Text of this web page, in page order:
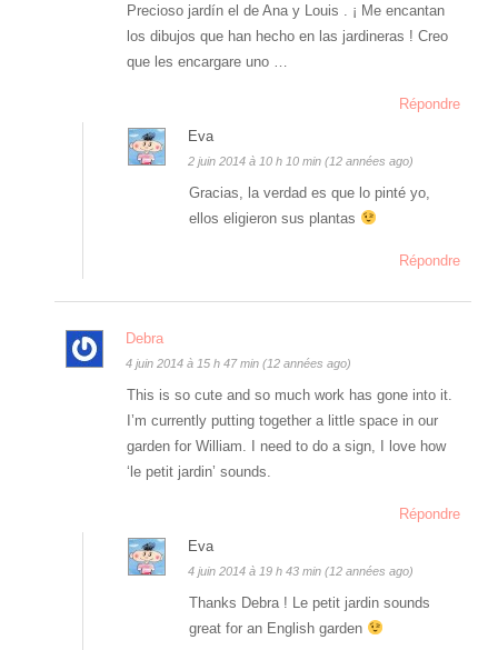
Precioso jardín el de Ana y Louis . ¡ Me encantan
los dibujos que han hecho en las jardineras ! Creo
que les encargare uno …
Répondre
Eva
2 juin 2014 à 10 h 10 min (12 années ago)
Gracias, la verdad es que lo pinté yo,
ellos eligieron sus plantas
Répondre
Debra
4 juin 2014 à 15 h 47 min (12 années ago)
This is so cute and so much work has gone into it.
I’m currently putting together a little space in our
garden for William. I need to do a sign, I love how
‘le petit jardin’ sounds.
Répondre
Eva
4 juin 2014 à 19 h 43 min (12 années ago)
Thanks Debra ! Le petit jardin sounds
great for an English garden